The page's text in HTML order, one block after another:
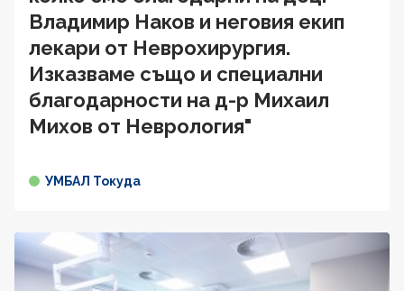
Владимир Наков и неговия екип
лекари от Неврохирургия.
Изказваме също и специални
благодарности на д-р Михаил
Михов от Неврология"
УМБАЛ Токуда